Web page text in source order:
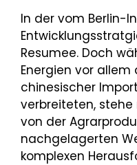
In der vom Berlin-
Resumee. Doch
Energien vor
chinesischer
verbreiteten,
von der
nachgelagerten
komplexen